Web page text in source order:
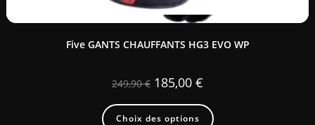
Five GANTS CHAUFFANTS HG3 EVO WP
249,90€ 185,00 €
Choix des options